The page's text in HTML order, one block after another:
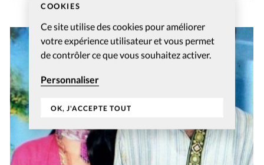
COOKIES
Ce site utilise des cookies pour améliorer
votre expérience utilisateur et vous permet
de contrôler ce que vous souhaitez activer.
Personnaliser
OK, J'ACCEPTE TOUT